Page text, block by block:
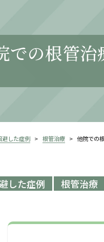
での根管
避した症例 根管治療 他院での
した症例 根管治療